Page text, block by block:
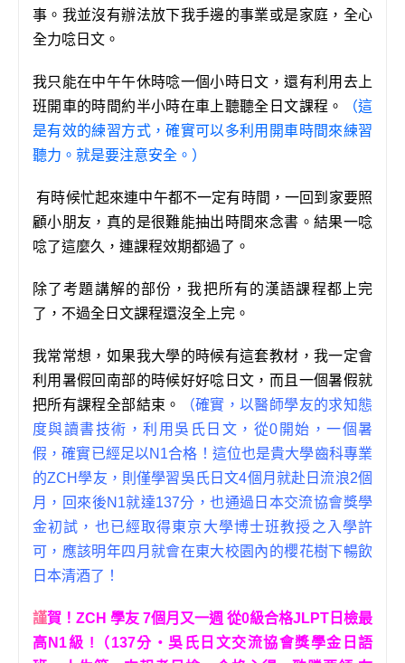
事。我並沒有辦法放下我手邊的事業或是家庭，全心
全力唸日文。
我只能在中午午休時唸一個小時日文，還有利用去上
班開車的時間約半小時在車上聽聽全日文課程。
（這
是有效的練習方式，確實可以多利用開車時間來練習
聽力。就是要注意安全。）
有時候忙起來連中午都不一定有時間，一回到家要照
顧小朋友，真的是很難能抽出時間來念書。結果一唸
唸了這麼久，連課程效期都過了。
除了考題講解的部份，我把所有的漢語課程都上完
了，不過全日文課程還沒全上完。
我常常想，如果我大學的時候有這套教材，我一定會
利用暑假回南部的時候好好唸日文，而且一個暑假就
把所有課程全部結束。
（確實，以醫師學友的求知態
度與讀書技術，利用吳氏日文，從0開始，一個暑
假，確實已經足以N1合格！這位也是貴大學齒科專業
的ZCH學友，則僅學習吳氏日文4個月就赴日流浪2個
月，回來後N1就達137分，也通過日本交流協會獎學
金初試，也已經取得東京大學博士班教授之入學許
可，應該明年四月就會在東大校園內的櫻花樹下暢飲
日本清酒了！
謹賀！ZCH 學友 7個月又一週 從0級合格JLPT日檢最
高N1級 !（137分‧吳氏日文交流協會獎學金日語